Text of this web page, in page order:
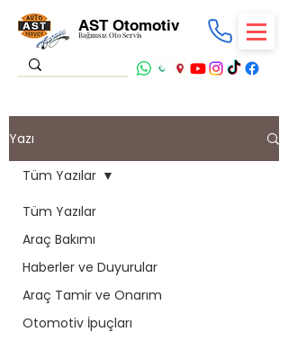
AST Otomotiv
Bağımsız Oto Servis
Yazı
Tüm Yazılar
Araç Bakımı
Haberler ve Duyurular
Araç Tamir ve Onarım
Otomotiv İpuçları
Tüm Yazılar